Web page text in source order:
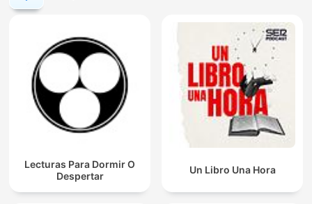
Lecturas Para Dormir O
Despertar
Un Libro Una Hora